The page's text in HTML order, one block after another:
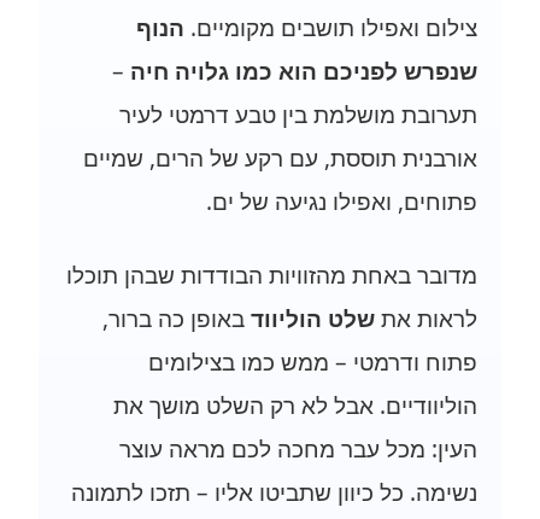
צילום ואפילו תושבים מקומיים. הנוף
שנפרש לפניכם הוא כמו גלויה חיה –
תערובת מושלמת בין טבע דרמטי לעיר
אורבנית תוססת, עם רקע של הרים, שמיים
פתוחים, ואפילו נגיעה של ים.
מדובר באחת מהזוויות הבודדות שבהן תוכלו
לראות אתשלט הוליוודבאופן כה ברור,
פתוח ודרמטי – ממש כמו בצילומים
הוליוודיים. אבל לא רק השלט מושך את
העין: מכל עבר מחכה לכם מראה עוצר
נשימה. כל כיוון שתביטו אליו – תזכו לתמונה